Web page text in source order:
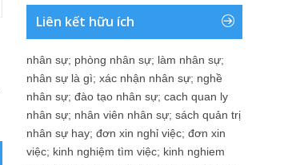
Liên kết hữu ích
nhân sự; phòng nhân sự; làm nhân sự;
nhân sự là gì; xác nhận nhân sự; nghề
nhân sự; đào tạo nhân sự; cach quan ly
nhân sự; nhân viên nhân sự; sách quản trị
nhân sự hay; đơn xin nghỉ việc; đơn xin
việc; kinh nghiệm tìm việc; kinh nghiem